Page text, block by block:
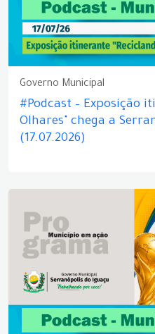
Governo Municipal
#Podcast – Exposição
Olhares" chega a
(17.07.2026)